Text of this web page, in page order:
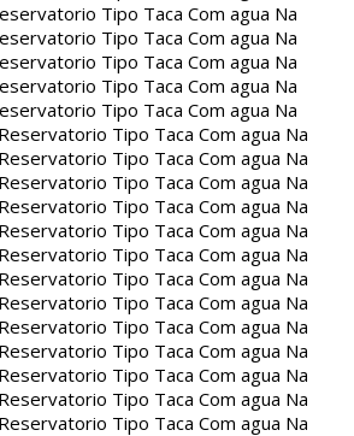
Tipo Taca Com agua Na
Tipo Taca Com agua Na
Tipo Taca Com agua Na
Tipo Taca Com agua Na
Tipo Taca Com agua Na
Reservatorio Tipo Taca Com agua Na
Reservatorio Tipo Taca Com agua Na
Reservatorio Tipo Taca Com agua Na
Reservatorio Tipo Taca Com agua Na
Reservatorio Tipo Taca Com agua Na
Reservatorio Tipo Taca Com agua Na
Reservatorio Tipo Taca Com agua Na
Reservatorio Tipo Taca Com agua Na
Reservatorio Tipo Taca Com agua Na
Reservatorio Tipo Taca Com agua Na
Reservatorio Tipo Taca Com agua Na
Reservatorio Tipo Taca Com agua Na
Reservatorio Tipo Taca Com agua Na